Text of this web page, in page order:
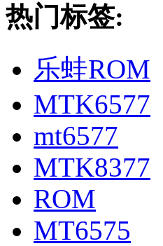
热门标签:
乐蛙ROM
MTK6577
mt6577
MTK8377
ROM
MT6575